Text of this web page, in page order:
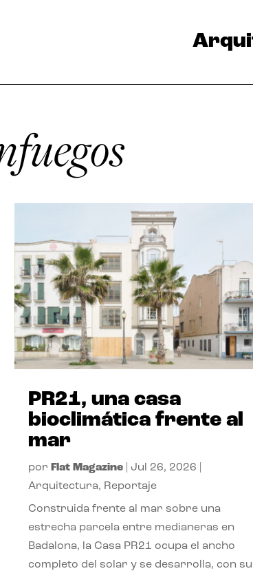
PR21, una casa
bioclimática frente al
mar
por Flat Magazine| Jul 26, 2026
Arquitectura, Reportaje
Construida frente al mar sobre una
estrecha parcela entre medianeras en
Badalona, la Casa PR21 ocupa el ancho
completo del solar y se desarrolla, con